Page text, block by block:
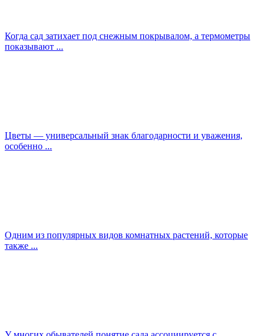
Когда сад затихает под снежным покрывалом, а термометры
показывают ...
Цветы — универсальный знак благодарности и уважения,
особенно ...
Одним из популярных видов комнатных растений, которые
также ...